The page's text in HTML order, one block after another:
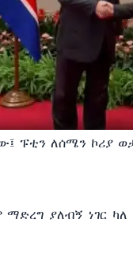
ፑቲን ለሰሜን ኮሪያ
ያለብኝ ነገር